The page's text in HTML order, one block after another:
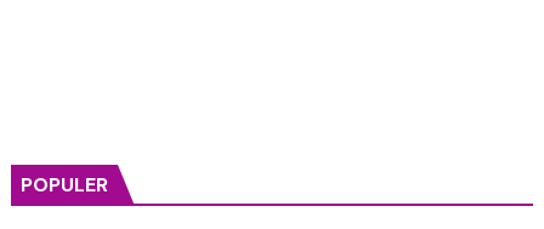
POPULER